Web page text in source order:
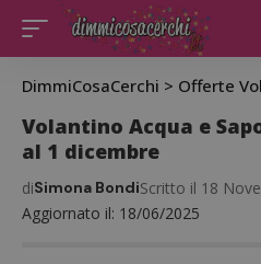
DimmiCosaCerchi > Offerte
Volantino Acqua e
al 1 dicembre
Aggiornato il: 18/06/2025
diSimona BondiScritto il 18